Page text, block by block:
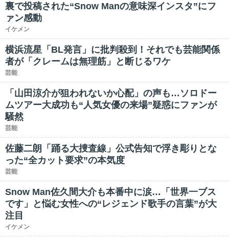
裏で投稿された“Snow Manの意味深インスタ”にフ
ァン感動
イケメン
横浜流星「BL発言」に批判殺到！それでも芸能関係
者が「クレームは無理筋」と断じるワケ
芸能
「山田涼介が狙われないか心配」の声も…ソロドー
ムツアー大成功も“人気女優の来場”疑惑にファンが
騒然
芸能
佐藤二朗「踊る大捜査線」公式告知で浮き彫りとな
った“全カット要求”の本気度
芸能
Snow Man佐久間大介も本番中に涙…「世界一ブス
です」と悩む女性への“レジェンド歌手の言葉”が大
注目
イケメン